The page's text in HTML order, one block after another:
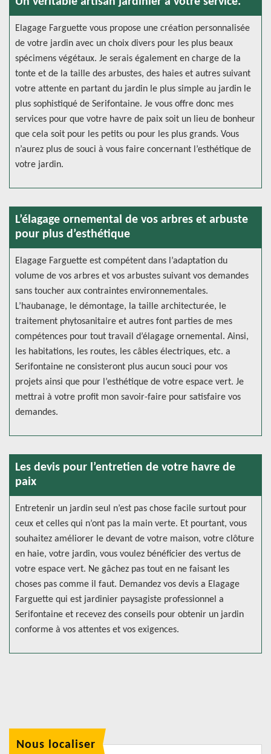
Elagage Farguette vous propose une création personnalisée
de votre jardin avec un choix divers pour les plus beaux
spécimens végétaux. Je serais également en charge de la
tonte et de la taille des arbustes, des haies et autres suivant
votre attente en partant du jardin le plus simple au jardin le
plus sophistiqué de Serifontaine. Je vous offre donc mes
services pour que votre havre de paix soit un lieu de bonheur
que cela soit pour les petits ou pour les plus grands. Vous
n’aurez plus de souci à vous faire concernant l’esthétique de
votre jardin.
L’élagage ornemental de vos arbres et arbuste
pour plus d’esthétique
Elagage Farguette est compétent dans l’adaptation du
volume de vos arbres et vos arbustes suivant vos demandes
sans toucher aux contraintes environnementales.
L’haubanage, le démontage, la taille architecturée, le
traitement phytosanitaire et autres font parties de mes
compétences pour tout travail d’élagage ornemental. Ainsi,
les habitations, les routes, les câbles électriques, etc. a
Serifontaine ne consisteront plus aucun souci pour vos
projets ainsi que pour l’esthétique de votre espace vert. Je
mettrai à votre profit mon savoir-faire pour satisfaire vos
demandes.
Les devis pour l’entretien de votre havre de
paix
Entretenir un jardin seul n’est pas chose facile surtout pour
ceux et celles qui n’ont pas la main verte. Et pourtant, vous
souhaitez améliorer le devant de votre maison, votre clôture
en haie, votre jardin, vous voulez bénéficier des vertus de
votre espace vert. Ne gâchez pas tout en ne faisant les
choses pas comme il faut. Demandez vos devis a Elagage
Farguette qui est jardinier paysagiste professionnel a
Serifontaine et recevez des conseils pour obtenir un jardin
conforme à vos attentes et vos exigences.
Nous localiser